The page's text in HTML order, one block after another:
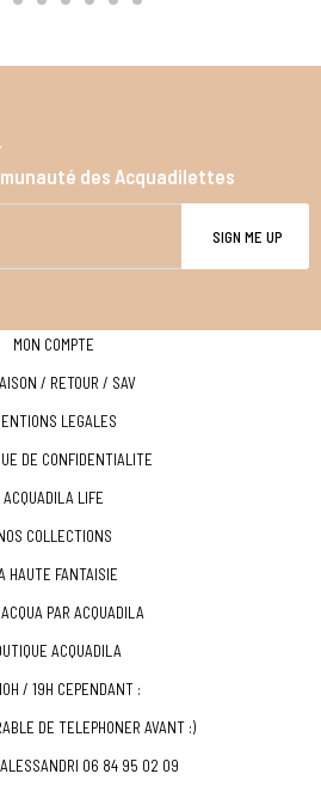
des Acquadilettes
SIGN ME UP
MON COMPTE
/ RETOUR / SAV
LEGALES
DE CONFIDENTIALITE
ACQUADILA LIFE
COLLECTIONS
HAUTE FANTAISIE
PAR ACQUADILA
ACQUADILA
/ 19H CEPENDANT :
DE TELEPHONER AVANT :)
06 84 95 02 09